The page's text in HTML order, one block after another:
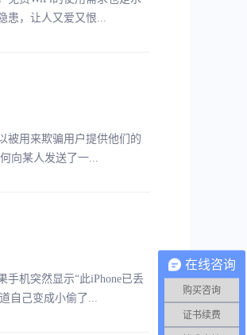
患，让人又爱又恨...
被用来欺骗用户提供他们的
向某人发送了一...
机突然显示“此iPhone已丢
自己变成小偷了...
在线咨询
购买咨询
证书续费